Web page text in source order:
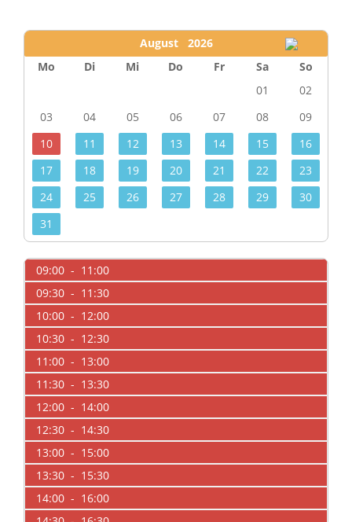
August 2026
Mo
Di Mi Do Fr Sa
So
01
02
03
04 05 06 07 08
09
10
11 12 13 14 15
16
17
18 19 20 21 22
23
24
25 26 27 28 29
30
31
09:00 - 11:00
09:30 - 11:30
10:00 - 12:00
10:30 - 12:30
11:00 - 13:00
11:30 - 13:30
12:00 - 14:00
12:30 - 14:30
13:00 - 15:00
13:30 - 15:30
14:00 - 16:00